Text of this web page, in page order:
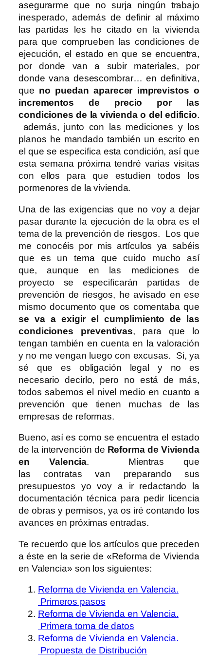
asegurarme que no surja ningún trabajo
inesperado, además de definir al máximo
las partidas les he citado en la vivienda
para que comprueben las condiciones de
ejecución, el estado en que se encuentra,
por donde van a subir materiales, por
donde vana desescombrar… en definitiva,
que no puedan aparecer imprevistos o
incrementos de precio por las
condiciones de la vivienda o del edificio.
además, junto con las mediciones y los
planos he mandado también un escrito en
el que se especifica esta condición, así que
esta semana próxima tendré varias visitas
con ellos para que estudien todos los
pormenores de la vivienda.
Una de las exigencias que no voy a dejar
pasar durante la ejecución de la obra es el
tema de la prevención de riesgos. Los que
me conocéis por mis artículos ya sabéis
que es un tema que cuido mucho así
que, aunque en las mediciones de
proyecto se especificarán partidas de
prevención de riesgos, he avisado en ese
mismo documento que os comentaba que
se va a exigir el cumplimiento de las
condiciones preventivas, para que lo
tengan también en cuenta en la valoración
y no me vengan luego con excusas. Si, ya
sé que es obligación legal y no es
necesario decirlo, pero no está de más,
todos sabemos el nivel medio en cuanto a
prevención que tienen muchas de las
empresas de reformas.
Bueno, así es como se encuentra el estado
de la intervención de Reforma de Vivienda
en Valencia. Mientras que
las contratas van preparando sus
presupuestos yo voy a ir redactando la
documentación técnica para pedir licencia
de obras y permisos, ya os iré contando los
avances en próximas entradas.
Te recuerdo que los artículos que preceden
a éste en la serie de «Reforma de Vivienda
en Valencia» son los siguientes:
Reforma de Vivienda en Valencia.
Primeros pasos
Reforma de Vivienda en Valencia.
Primera toma de datos
Reforma de Vivienda en Valencia.
Propuesta de Distribución